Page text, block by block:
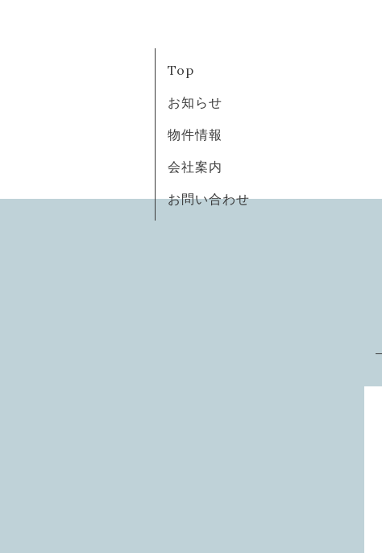
Top
お知らせ
物件情報
会社案内
お問い合わせ